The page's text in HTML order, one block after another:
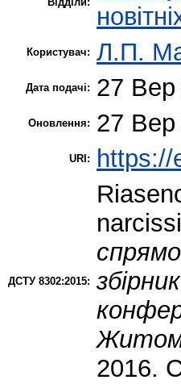
Користувач: Л.П.
Дата подачі: 27 Вер
Оновлення: 27 Вер
URI: https://
ДСТУ 8302:2015:
2016.